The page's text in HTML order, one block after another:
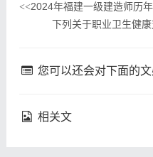
<<2024年福建一级建造师历
下列关于职业卫生健
您可以还会对下面的文
相关文